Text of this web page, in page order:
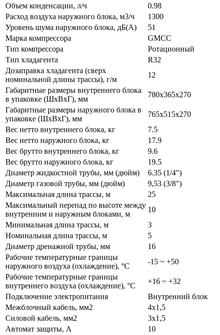
Объем конденсации, л/ч
0.98
Расход воздуха наружного блока, м3/ч
1300
Уровень шума наружного блока, дБ(А)
51
Марка компрессора
GMCC
Тип компрессора
Ротационный
Тип хладагента
R32
Дозаправка хладагента (сверх
номинальной длины трассы), г/м
12
Габаритные размеры внутреннего блока
в упаковке (ШxВxГ), мм
780x365x270
Габаритные размеры наружного блока в
упаковке (ШxВxГ), мм
765x515x270
Вес нетто внутреннего блока, кг
7.5
Вес нетто наружного блока, кг
17.9
Вес брутто внутреннего блока, кг
9.6
Вес брутто наружного блока, кг
19.5
Диаметр жидкостной трубы, мм (дюйм)
6.35 (1/4")
Диаметр газовой трубы, мм (дюйм)
9,53 (3/8")
Максимальная длина трассы, м
25
Максимальный перепад по высоте между
внутренним и наружным блоками, м
10
Минимальная длина трассы, м
3
Номинальная длина трассы, м
5
Диаметр дренажной трубы, мм
16
Рабочие температурные границы
наружного воздуха (охлаждение), °C
-15 ~ +50
Рабочие температурные границы
внутреннего воздуха (охлаждение), °C
+16 ~ +32
Подключение электропитания
Внутренний блок
Межблочный кабель, мм2
4x1,5
Силовой кабель, мм2
3x1,5
Автомат защиты, А
10